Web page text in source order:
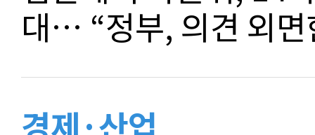
대… “정부, 의견 외면
경제·산업